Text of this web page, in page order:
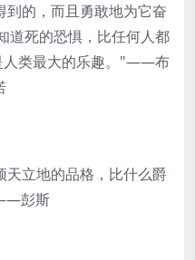
的，而且勇敢地为它奋
道死的恐惧，比任何人都
人类最大的乐趣。"——布
立地的品格，比什么爵
彭斯